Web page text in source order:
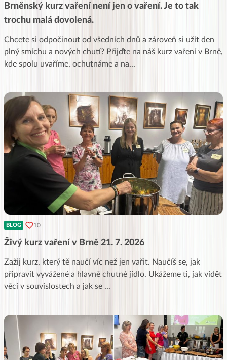
Brněnský kurz vaření není jen o vaření. Je to tak
trochu malá dovolená.
Chcete si odpočinout od všedních dnů a zároveň si užít den
plný smíchu a nových chutí? Přijďte na náš kurz vaření v Brně,
kde spolu uvaříme, ochutnáme a na...
BLOG 10
Živý kurz vaření v Brně 21. 7. 2026
Zažij kurz, který tě naučí víc než jen vařit. Naučíš se, jak
připravit vyvážené a hlavně chutné jídlo. Ukážeme ti, jak vidět
věci v souvislostech a jak se ...